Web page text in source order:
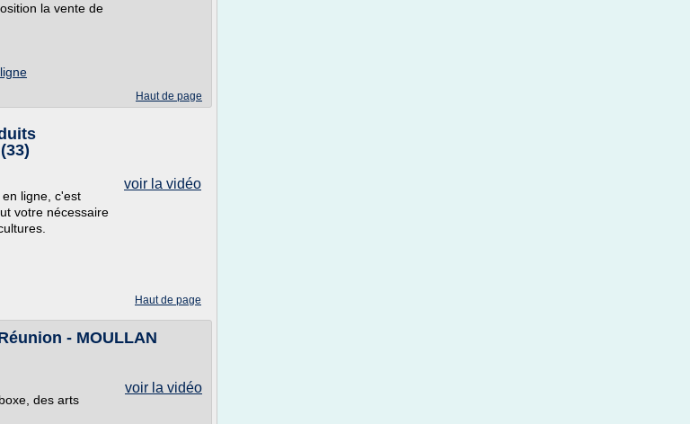
la vente de
Haut de page
voir la vidéo
ligne, c'est
votre nécessaire
Haut de page
- MOULLAN
voir la vidéo
des arts